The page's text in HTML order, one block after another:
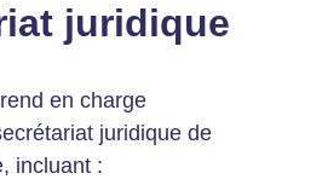
juridique
en charge
juridique de
incluant :